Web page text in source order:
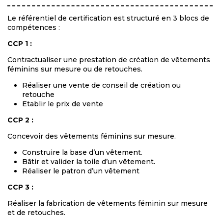
Le référentiel de certification est structuré en 3 blocs de
compétences :
CCP 1 :
Contractualiser une prestation de création de vêtements
féminins sur mesure ou de retouches.
Réaliser une vente de conseil de création ou
retouche
Etablir le prix de vente
CCP 2 :
Concevoir des vêtements féminins sur mesure.
Construire la base d’un vêtement.
Bâtir et valider la toile d’un vêtement.
Réaliser le patron d’un vêtement
CCP 3 :
Réaliser la fabrication de vêtements féminin sur mesure
et de retouches.